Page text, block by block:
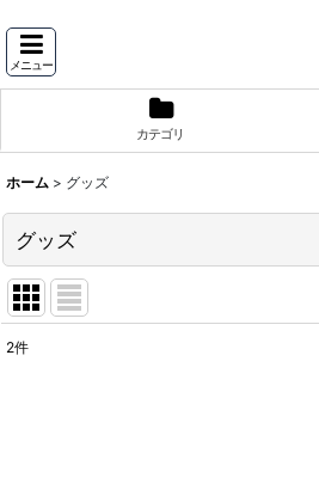
メニュー
カテゴリ
ホーム > グッズ
グッズ
2件